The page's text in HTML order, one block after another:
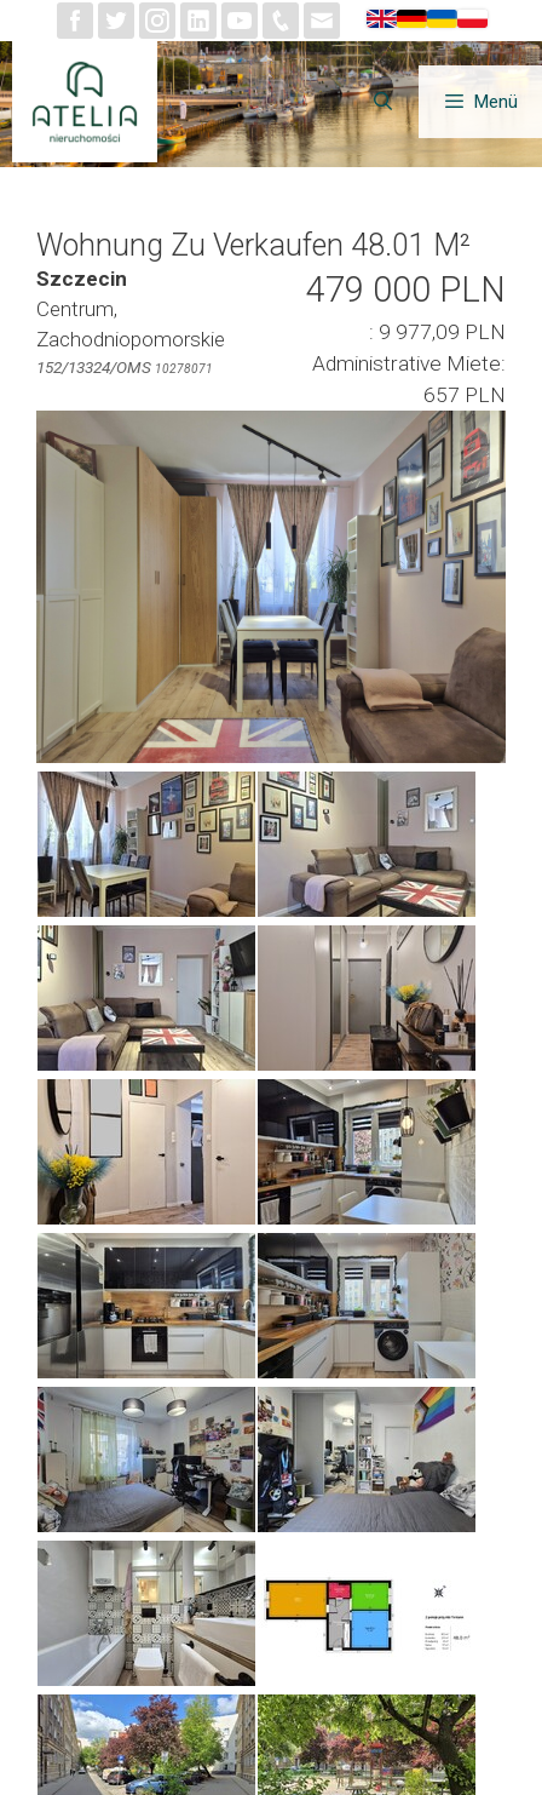
Inhalt
springen
Menü
Wohnung Zu Verkaufen 48.01 M²
Szczecin
Centrum,
Zachodniopomorskie
152/13324/OMS 10278071
479 000 PLN
: 9 977,09 PLN
Administrative Miete:
657 PLN